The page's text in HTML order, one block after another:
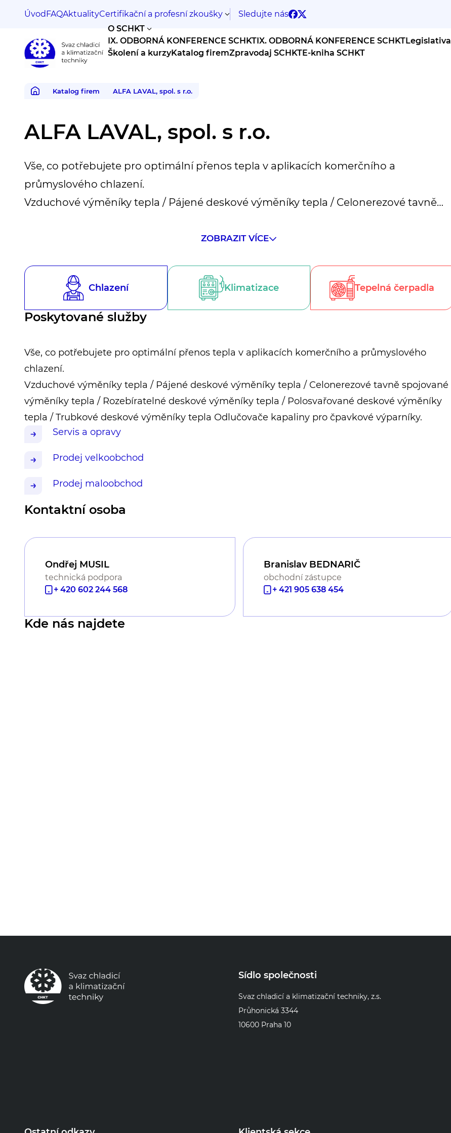
ÚvodFAQAktualityCertifikační a profesní zkoušky Sledujte nás
Svaz
chladicí
klimatizační
Školení a kurzyKatalog firemZpravodaj SCHKTE-kniha SCHKT
IX. ODBORNÁ KONFERENCE SCHKTIX. ODBORNÁ KONFERENCE SCHKTLegislativa
O SCHKT
Katalog firem ALFA LAVAL, spol. s r.o.
ALFA LAVAL, spol. s r.o.
Vše, co potřebujete pro optimální přenos tepla v aplikacích komerčního a
průmyslového chlazení.
Vzduchové výměníky tepla / Pájené deskové výměníky tepla / Celonerezové tavně
deskové výměníky tepla / Trubkové deskové výměníky tepla Odlučovače kapaliny
ZOBRAZIT VÍCE
Chlazení Klimatizace Tepelná čerpadla
Poskytované služby
Vše, co potřebujete pro optimální přenos tepla v aplikacích komerčního a průmyslového
chlazení.
Vzduchové výměníky tepla / Pájené deskové výměníky tepla / Celonerezové tavně spojované
výměníky tepla / Rozebíratelné deskové výměníky tepla / Polosvařované deskové výměníky
tepla / Trubkové deskové výměníky tepla Odlučovače kapaliny pro čpavkové výparníky.
Servis a opravy
Prodej velkoobchod
Prodej maloobchod
Kontaktní osoba
Ondřej MUSIL
technická podpora
+ 420 602 244 568
Branislav BEDNARIČ
obchodní zástupce
+ 421 905 638 454
Kde nás najdete
Sídlo společnosti
Svaz chladicí a klimatizační techniky, z.s.
Průhonická 3344
10600 Praha 10